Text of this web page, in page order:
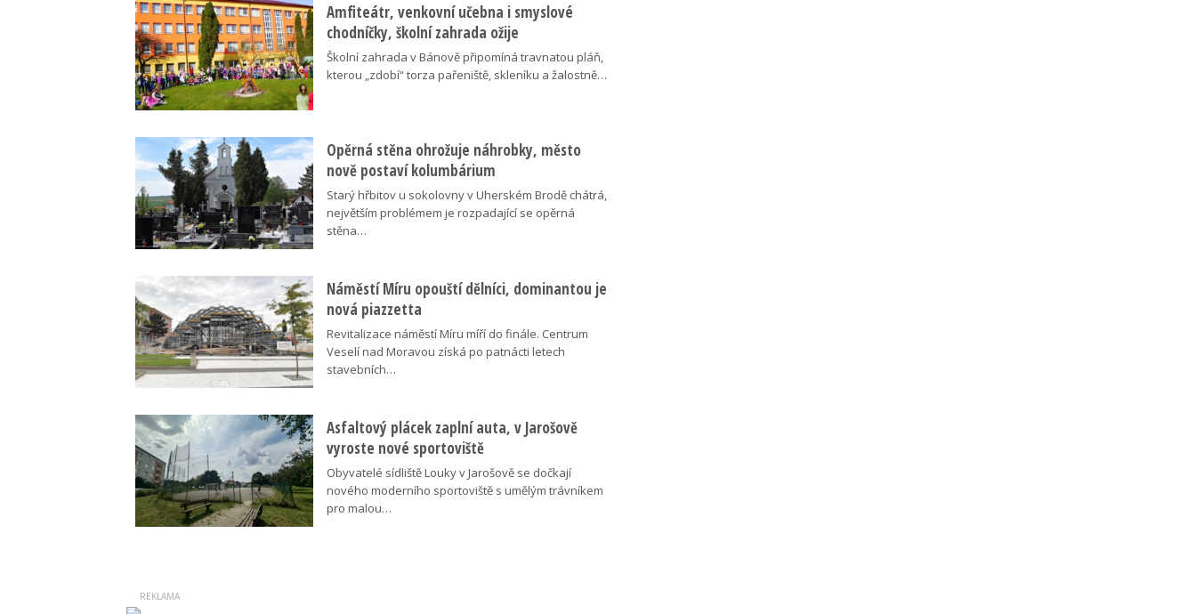
Amfiteátr, venkovní učebna i smyslové
chodníčky, školní zahrada ožije
Školní zahrada v Bánově připomíná travnatou pláň,
kterou „zdobí“ torza pařeniště, skleníku a žalostně…
Opěrná stěna ohrožuje náhrobky, město
nově postaví kolumbárium
Starý hřbitov u sokolovny v Uherském Brodě chátrá,
největším problémem je rozpadající se opěrná
stěna…
Náměstí Míru opouští dělníci, dominantou je
nová piazzetta
Revitalizace náměstí Míru míří do finále. Centrum
Veselí nad Moravou získá po patnácti letech
stavebních…
Asfaltový plácek zaplní auta, v Jarošově
vyroste nové sportoviště
Obyvatelé sídliště Louky v Jarošově se dočkají
nového moderního sportoviště s umělým trávníkem
pro malou…